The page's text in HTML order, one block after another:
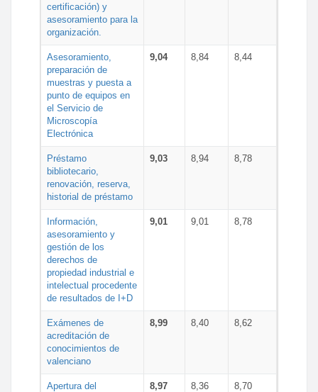
certificación) y
asesoramiento para la
organización.
Asesoramiento,
preparación de
muestras y puesta a
punto de equipos en
el Servicio de
Microscopía
Electrónica
9,04 8,84 8,44
Préstamo
bibliotecario,
renovación, reserva,
historial de préstamo
9,03 8,94 8,78
Información,
asesoramiento y
gestión de los
derechos de
propiedad industrial e
intelectual procedente
de resultados de I+D
9,01 9,01 8,78
Exámenes de
acreditación de
conocimientos de
valenciano
8,99 8,40 8,62
Apertura del
8,97 8,36 8,70